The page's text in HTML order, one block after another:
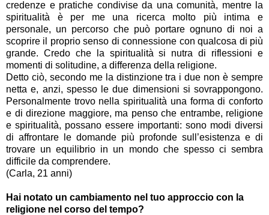
credenze e pratiche condivise da una comunità, mentre la
spiritualità è per me una ricerca molto più intima e
personale, un percorso che può portare ognuno di noi a
scoprire il proprio senso di connessione con qualcosa di più
grande. Credo che la spiritualità si nutra di riflessioni e
momenti di solitudine, a differenza della religione.
Detto ciò, secondo me la distinzione tra i due non è sempre
netta e, anzi, spesso le due dimensioni si sovrappongono.
Personalmente trovo nella spiritualità una forma di conforto
e di direzione maggiore, ma penso che entrambe, religione
e spiritualità, possano essere importanti: sono modi diversi
di affrontare le domande più profonde sull’esistenza e di
trovare un equilibrio in un mondo che spesso ci sembra
difficile da comprendere.
(Carla, 21 anni)
Hai notato un cambiamento nel tuo approccio con la
religione nel corso del tempo?